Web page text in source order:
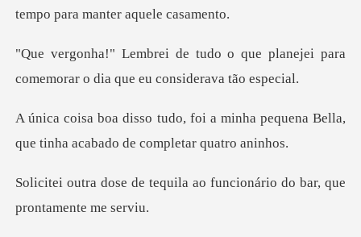
que planejei para
comemorar o di
a minha pequena Bella,
que tinha a
uila ao funcionário do bar,